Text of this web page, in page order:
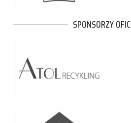
SPONSORZY